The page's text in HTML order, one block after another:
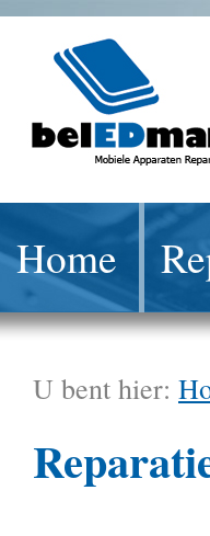
Home
U bent hier: